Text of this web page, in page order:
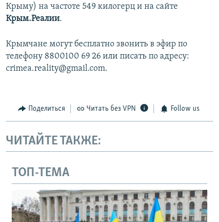
Крыму) на частоте 549 килогерц и на сайте
Крым.Реалии.
Крымчане могут бесплатно звонить в эфир по
телефону 8800100 69 26 или писать по адресу:
crimea.reality@gmail.com.
Поделиться Читать без VPN Follow us
ЧИТАЙТЕ ТАКЖЕ:
ТОП-ТЕМА